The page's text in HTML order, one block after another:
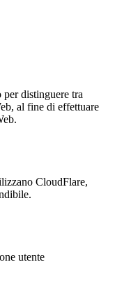
distinguere tra
al fine di effettuare
CloudFlare,
utente